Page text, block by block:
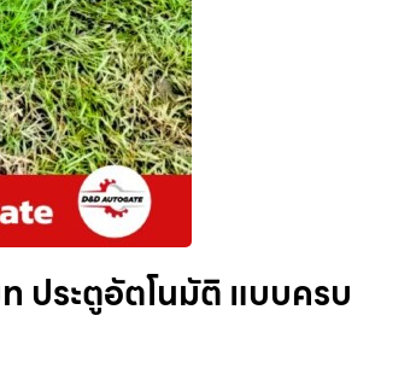
ประตูอัตโนมัติ แบบครบ